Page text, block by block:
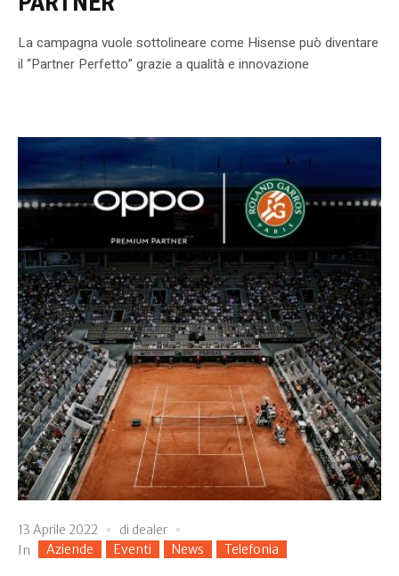
La campagna vuole sottolineare come Hisense può diventare
il “Partner Perfetto” grazie a qualità e innovazione
13 Aprile 2022 di dealer
In
Aziende Eventi News Telefonia